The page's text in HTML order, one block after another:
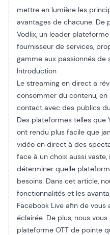
mettre en lumière les
avantages de chacune. De
Vodlix, un leader
fournisseur de services,
gamme aux passionnés de
Introduction
Le streaming en direct a
consommer du contenu,
contact avec des publics
Des plateformes telles que
ont rendu plus facile que
vidéo en direct à des
face à un choix aussi
déterminer quelle
besoins. Dans cet article,
fonctionnalités et les
Facebook Live afin de
éclairée. De plus, nous
plateforme OTT de pointe